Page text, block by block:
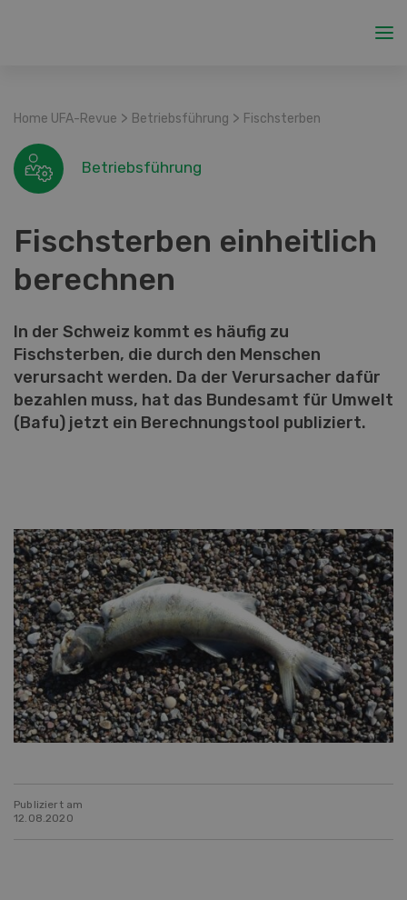
Home UFA-Revue > Betriebsführung > Fischsterben
Betriebsführung
Fischsterben einheitlich
berechnen
In der Schweiz kommt es häufig zu
Fischsterben, die durch den Menschen
verursacht werden. Da der Verursacher dafür
bezahlen muss, hat das Bundesamt für Umwelt
(Bafu) jetzt ein Berechnungstool publiziert.
Publiziert am
12.08.2020